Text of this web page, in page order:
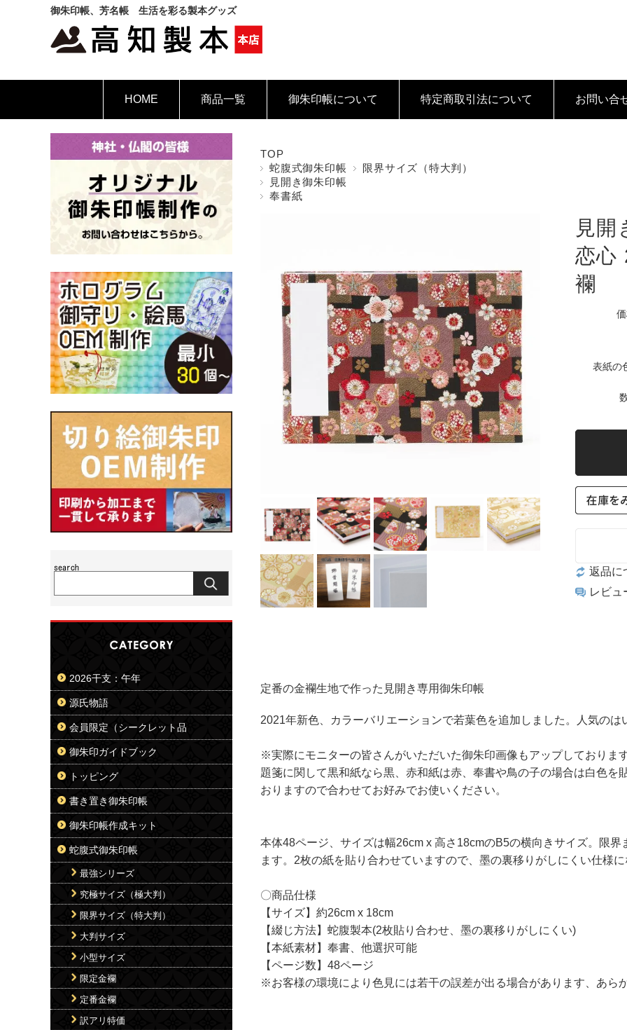
御朱印帳、芳名帳 生活を彩る製本グッズ
HOME 商品一覧 御朱印帳について 特定商取引法について お問い合
TOP
蛇腹式御朱印帳
限界サイズ（特大判）
見開き御朱印帳
奉書紙
見開
恋心
襴
表紙の
返品に
レビュ
定番の金襴生地で作った見開き専用御朱印帳
2021年新色、カラーバリエーションで若葉色を追加しました。人気のは
※実際にモニターの皆さんがいただいた御朱印画像もアップしておりま
題箋に関して黒和紙なら黒、赤和紙は赤、奉書や鳥の子の場合は白色を
おりますので合わせてお好みでお使いください。
本体48ページ、サイズは幅26cm x 高さ18cmのB5の横向きサイズ。限
ます。2枚の紙を貼り合わせていますので、墨の裏移りがしにくい仕様に
〇商品仕様
【サイズ】約26cm x 18cm
【綴じ方法】蛇腹製本(2枚貼り合わせ、墨の裏移りがしにくい)
【本紙素材】奉書、他選択可能
【ページ数】48ページ
※お客様の環境により色見には若干の誤差が出る場合があります、あら
2026干支：午年
源氏物語
会員限定（シークレット品
御朱印ガイドブック
トッピング
書き置き御朱印帳
御朱印帳作成キット
蛇腹式御朱印帳
最強シリーズ
究極サイズ（極大判）
限界サイズ（特大判）
大判サイズ
小型サイズ
限定金襴
定番金襴
訳アリ特価